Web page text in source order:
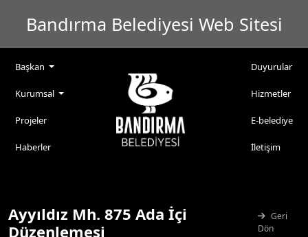
Bandırma Belediyesi Web Sitesi
Başkan
Kurumsal
Projeler
Haberler
Duyurular
Hizmetler
E-belediye
İletişim
Ayyıldız Mh. 875 Ada İçi
Düzenlemesi
Geri
Dön